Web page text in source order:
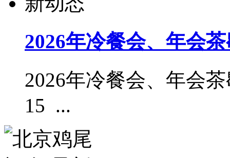
2026年冷餐会、年会
2026年冷餐会、年会
15 ...